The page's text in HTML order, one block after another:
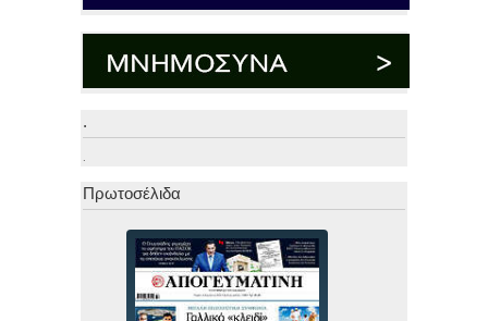
.
Πρωτοσέλιδα